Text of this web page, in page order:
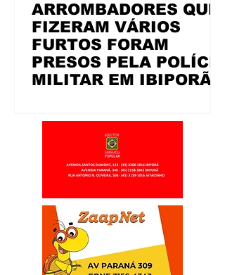
ARROMBADORES QUE
FIZERAM VÁRIOS
FURTOS FORAM
PRESOS PELA POLÍCIA
MILITAR EM IBIPORÃ